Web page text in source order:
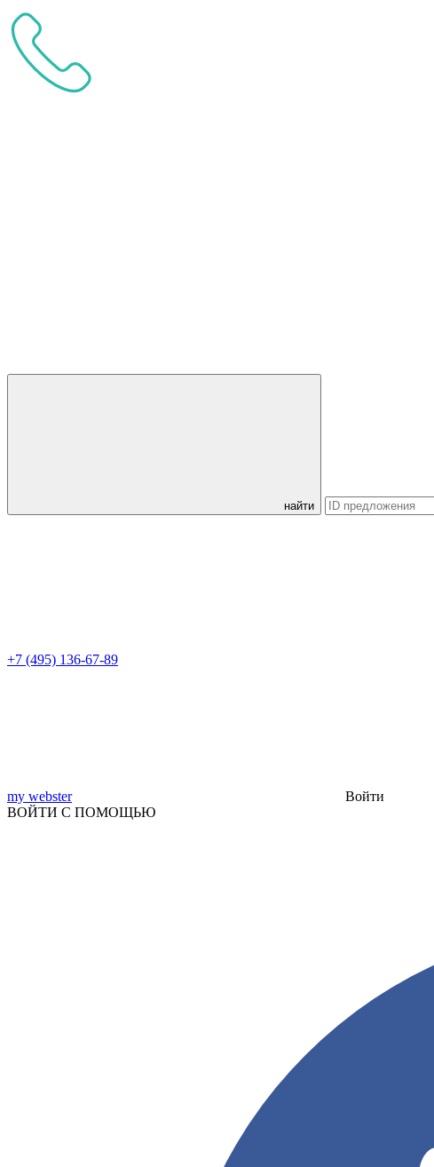
найти
+7 (495) 136-67-89
my webster
Войти
ВОЙТИ С ПОМОЩЬЮ